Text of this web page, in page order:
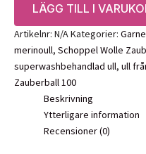
mängd
LÄGG TILL I
Artikelnr: N/AKategorier:
merinoull, Schoppel Wolle
superwashbehandlad ull, ull
Zauberball 100
Beskrivning
Ytterligare information
Recensioner (0)